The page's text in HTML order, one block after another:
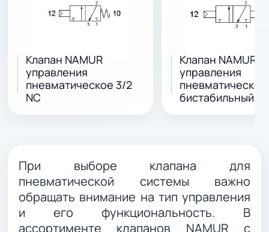
Клапан NAMUR
управления
пневматическое 3/2
NC
Клапан NAMUR
управления
бистабильный
При выборе клапана для
пневматической системы важно
обращать внимание на тип управления
и его функциональность. В
ассортименте клапанов NAMUR с